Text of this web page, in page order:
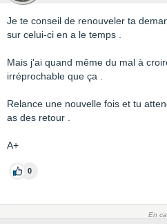
Je te conseil de renouveler ta
sur celui-ci en a le temps .
Mais j'ai quand même du mal à
irréprochable que ça .
Relance une nouvelle fois et tu
as des retour .
A+
0
En